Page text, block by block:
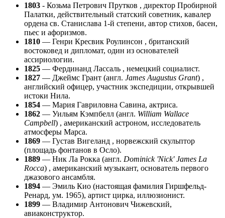
1803 - Козьма Петрович Прутков , директор Пробирной
Палатки, действительный статский советник, кавалер
ордена св. Станислава 1-й степени, автор стихов, басен,
пьес и афоризмов.
1810 — Генри Кресвик Роулинсон , британский
востоковед и дипломат, один из основателей
ассириологии.
1825 — Фердинанд Лассаль , немецкий социалист.
1827 — Джеймс Грант (англ. James Augustus Grant) ,
английский офицер, участник экспедиции, открывшей
истоки Нила.
1854 — Мария Гавриловна Савина, актриса.
1862 — Уильям Кэмпбелл (англ. William Wallace
Campbell) , американский астроном, исследователь
атмосферы Марса.
1869 — Густав Вигеланд , норвежский скульптор
(площадь фонтанов в Осло).
1889 — Ник Ла Рокка (англ. Dominick 'Nick' James La
Rocca) , американский музыкант, основатель первого
джазового ансамбля.
1894 — Эмиль Кио (настоящая фамилия Гиршфельд-
Ренард, ум. 1965), артист цирка, иллюзионист.
1899 — Владимир Антонович Чижевский,
авиаконструктор.